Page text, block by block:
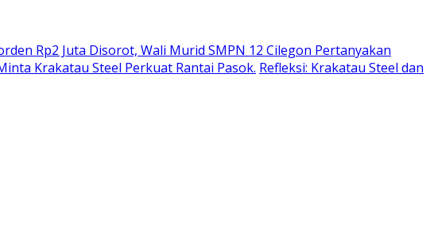
Rp2 Juta Disorot, Wali Murid SMPN 12 Cilegon Pertanyakan
Krakatau Steel Perkuat Rantai Pasok. Refleksi: Krakatau Steel dan